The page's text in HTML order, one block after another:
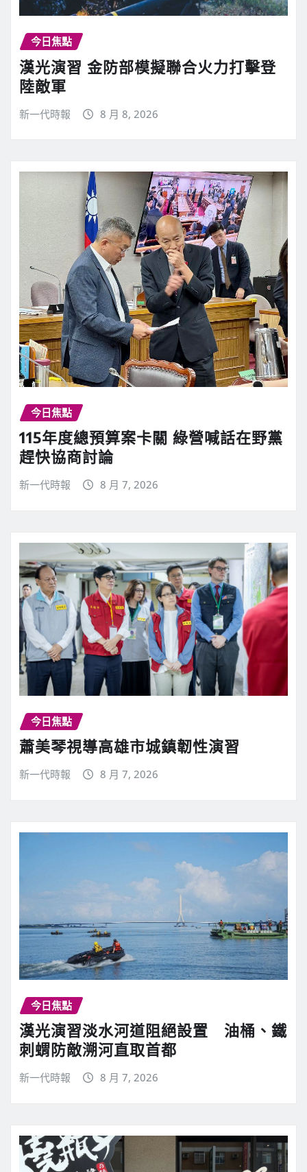
今日焦點
漢光演習 金防部模擬聯合火力打擊登
陸敵軍
新一代時報 8 月 8, 2026
今日焦點
115年度總預算案卡關 綠營喊話在野黨
趕快協商討論
新一代時報 8 月 7, 2026
今日焦點
蕭美琴視導高雄市城鎮韌性演習
新一代時報 8 月 7, 2026
今日焦點
漢光演習淡水河道阻絕設置 油桶、鐵
刺蝟防敵溯河直取首都
新一代時報 8 月 7, 2026